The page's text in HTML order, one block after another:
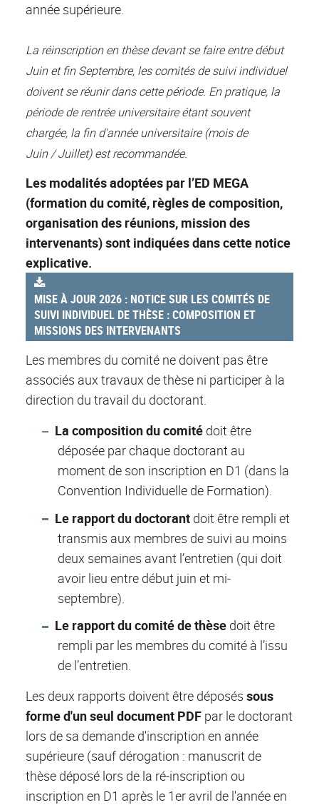
année supérieure.
La réinscription en thèse devant se faire entre début
Juin et fin Septembre, les comités de suivi individuel
doivent se réunir dans cette période. En pratique, la
période de rentrée universitaire étant souvent
chargée, la fin d'année universitaire (mois de
Juin / Juillet) est recommandée.
Les modalités adoptées par l’ED MEGA
(formation du comité, règles de composition,
organisation des réunions, mission des
intervenants) sont indiquées dans cette notice
explicative.
MISE À JOUR 2026 : NOTICE SUR LES COMITÉS DE
SUIVI INDIVIDUEL DE THÈSE : COMPOSITION ET
MISSIONS DES INTERVENANTS
Les membres du comité ne doivent pas être
associés aux travaux de thèse ni participer à la
direction du travail du doctorant.
La composition du comitédoit être
déposée par chaque doctorant au
moment de son inscription en D1 (dans la
Convention Individuelle de Formation).
Le rapport du doctorantdoit être rempli et
transmis aux membres de suivi au moins
deux semaines avant l’entretien (qui doit
avoir lieu entre début juin et mi-
septembre).
Le rapport du comité de thèsedoit être
rempli par les membres du comité à l’issu
de l’entretien.
Les deux rapports doivent être déposés sous
forme d'un seul document PDF par le doctorant
lors de sa demande d'inscription en année
supérieure (sauf dérogation : manuscrit de
thèse déposé lors de la ré-inscription ou
inscription en D1 après le 1er avril de l'année en